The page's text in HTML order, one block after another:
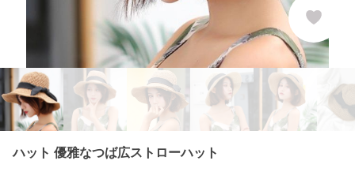
ハット 優雅なつば広ストローハット